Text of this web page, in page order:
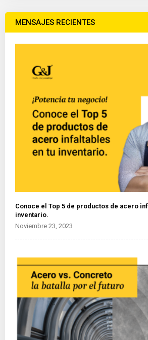
MENSAJES RECIENTES
Conoce el Top 5 de productos de acero
inventario.
Noviembre 23, 2023